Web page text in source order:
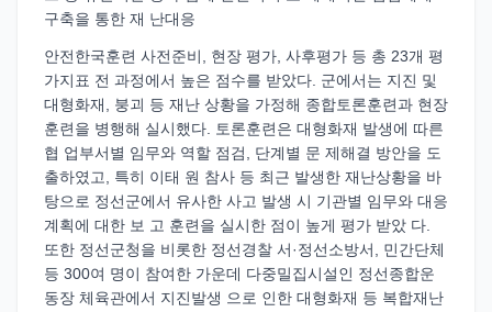
구축을 통한 재 난대응
안전한국훈련 사전준비, 현장 평가, 사후평가 등 총 23개 평
가지표 전 과정에서 높은 점수를 받았다. 군에서는 지진 및
대형화재, 붕괴 등 재난 상황을 가정해 종합토론훈련과 현장
훈련을 병행해 실시했다. 토론훈련은 대형화재 발생에 따른
협 업부서별 임무와 역할 점검, 단계별 문 제해결 방안을 도
출하였고, 특히 이태 원 참사 등 최근 발생한 재난상황을 바
탕으로 정선군에서 유사한 사고 발생 시 기관별 임무와 대응
계획에 대한 보 고 훈련을 실시한 점이 높게 평가 받았 다.
또한 정선군청을 비롯한 정선경찰 서·정선소방서, 민간단체
등 300여 명이 참여한 가운데 다중밀집시설인 정선종합운
동장 체육관에서 지진발생 으로 인한 대형화재 등 복합재난